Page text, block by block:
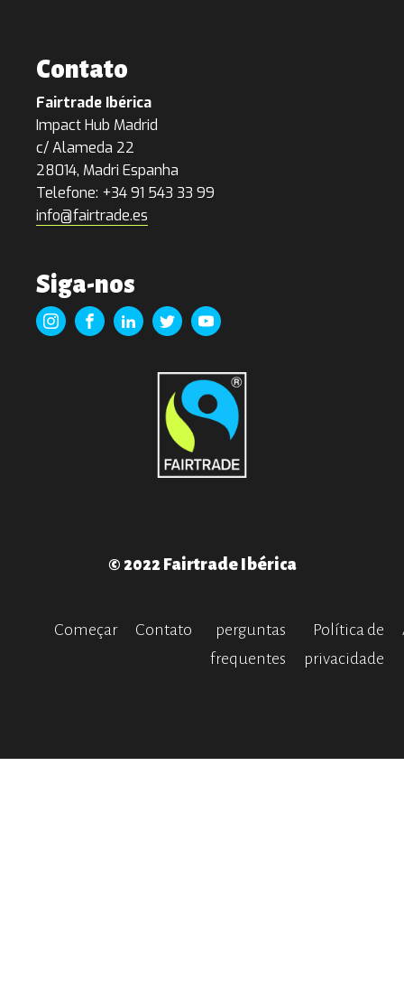
Contato
Fairtrade Ibérica
Impact Hub Madrid
c/ Alameda 22
28014, Madri Espanha
Telefone: +34 91 543 33 99
info@fairtrade.es
Siga-nos
© 2022 Fairtrade Ibérica
Começar Contato
perguntas
frequentes
Política de
privacidade